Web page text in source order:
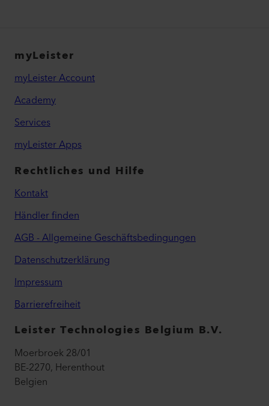
myLeister
myLeister Account
Academy
Services
myLeister Apps
Rechtliches und Hilfe
Kontakt
Händler finden
AGB - Allgemeine Geschäftsbedingungen
Datenschutzerklärung
Impressum
Barrierefreiheit
Leister Technologies Belgium B.V.
Moerbroek 28/01
BE-2270, Herenthout
Belgien